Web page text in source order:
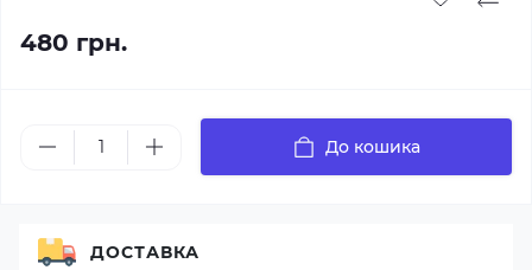
480 грн.
До кошика
ДОСТАВКА